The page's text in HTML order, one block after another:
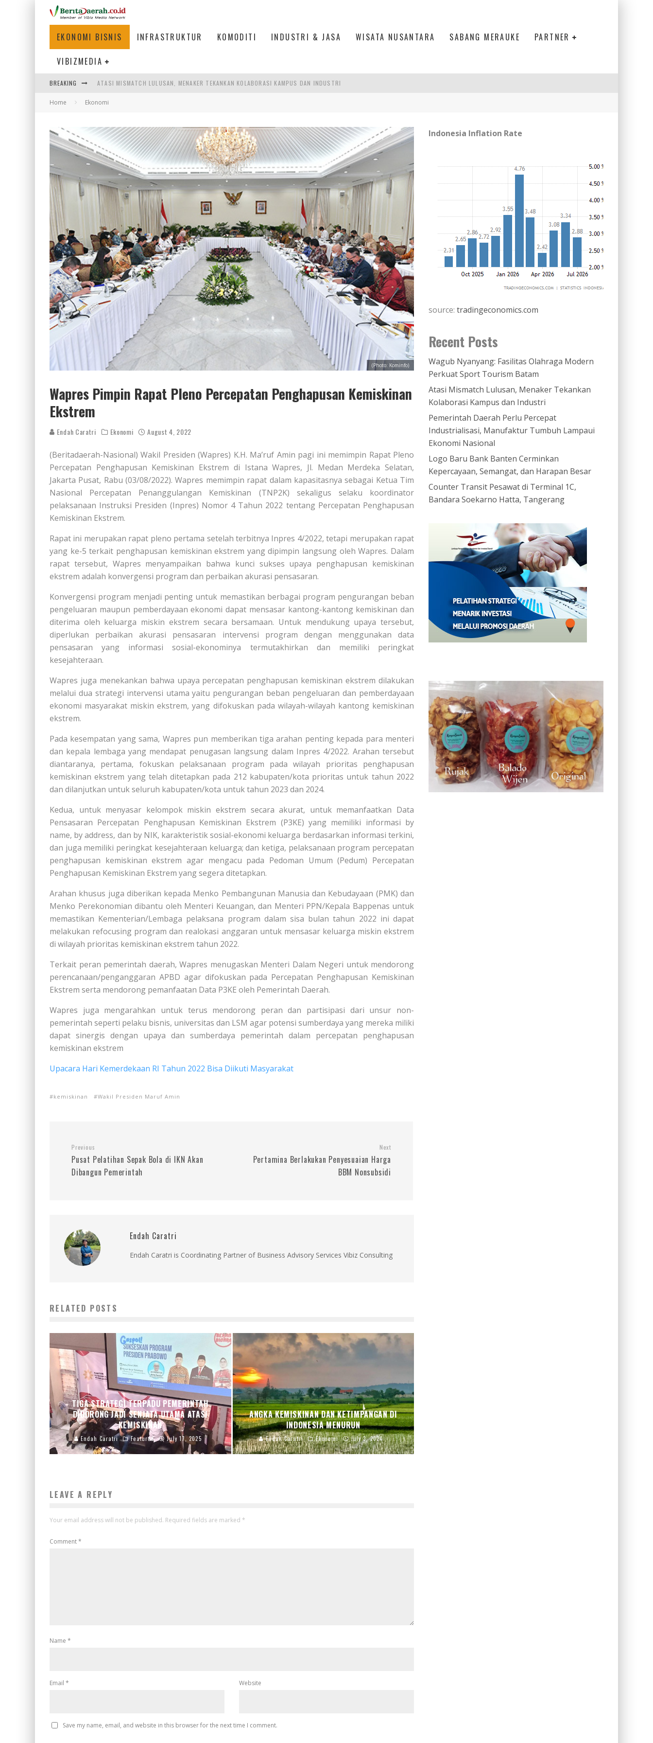
EKONOMI BISNIS INFRASTRUKTUR KOMODITI INDUSTRI & JASA WISATA NUSANTARA SABANG MERAUKE PARTNER
VIBIZMEDIA
BREAKING ATASI MISMATCH LULUSAN, MENAKER TEKANKAN KOLABORASI KAMPUS DAN INDUSTRI
PEMERINTAH DAERAH PERLU PERCEPAT INDUSTRIALISASI, MANUFAKTUR TUMBUH LAMPAUI EKONOMI NASIONAL
WAGUB NYANYANG: FASILITAS OLAHRAGA MODERN PERKUAT SPORT TOURISM BATAM
Home Ekonomi
(Photo: Kominfo)
Wapres Pimpin Rapat Pleno Percepatan Penghapusan Kemiskinan
Ekstrem
Endah Caratri Ekonomi August 4, 2022
(Beritadaerah-Nasional) Wakil Presiden (Wapres) K.H. Ma’ruf Amin pagi ini memimpin Rapat Pleno
Percepatan Penghapusan Kemiskinan Ekstrem di Istana Wapres, Jl. Medan Merdeka Selatan,
Jakarta Pusat, Rabu (03/08/2022). Wapres memimpin rapat dalam kapasitasnya sebagai Ketua Tim
Nasional Percepatan Penanggulangan Kemiskinan (TNP2K) sekaligus selaku koordinator
pelaksanaan Instruksi Presiden (Inpres) Nomor 4 Tahun 2022 tentang Percepatan Penghapusan
Kemiskinan Ekstrem.
Rapat ini merupakan rapat pleno pertama setelah terbitnya Inpres 4/2022, tetapi merupakan rapat
yang ke-5 terkait penghapusan kemiskinan ekstrem yang dipimpin langsung oleh Wapres. Dalam
rapat tersebut, Wapres menyampaikan bahwa kunci sukses upaya penghapusan kemiskinan
ekstrem adalah konvergensi program dan perbaikan akurasi pensasaran.
Konvergensi program menjadi penting untuk memastikan berbagai program pengurangan beban
pengeluaran maupun pemberdayaan ekonomi dapat mensasar kantong-kantong kemiskinan dan
diterima oleh keluarga miskin ekstrem secara bersamaan. Untuk mendukung upaya tersebut,
diperlukan perbaikan akurasi pensasaran intervensi program dengan menggunakan data
pensasaran yang informasi sosial-ekonominya termutakhirkan dan memiliki peringkat
kesejahteraan.
Wapres juga menekankan bahwa upaya percepatan penghapusan kemiskinan ekstrem dilakukan
melalui dua strategi intervensi utama yaitu pengurangan beban pengeluaran dan pemberdayaan
ekonomi masyarakat miskin ekstrem, yang difokuskan pada wilayah-wilayah kantong kemiskinan
ekstrem.
Pada kesempatan yang sama, Wapres pun memberikan tiga arahan penting kepada para menteri
dan kepala lembaga yang mendapat penugasan langsung dalam Inpres 4/2022. Arahan tersebut
diantaranya, pertama, fokuskan pelaksanaan program pada wilayah prioritas penghapusan
kemiskinan ekstrem yang telah ditetapkan pada 212 kabupaten/kota prioritas untuk tahun 2022
dan dilanjutkan untuk seluruh kabupaten/kota untuk tahun 2023 dan 2024.
Kedua, untuk menyasar kelompok miskin ekstrem secara akurat, untuk memanfaatkan Data
Pensasaran Percepatan Penghapusan Kemiskinan Ekstrem (P3KE) yang memiliki informasi by
name, by address, dan by NIK, karakteristik sosial-ekonomi keluarga berdasarkan informasi terkini,
dan juga memiliki peringkat kesejahteraan keluarga; dan ketiga, pelaksanaan program percepatan
penghapusan kemiskinan ekstrem agar mengacu pada Pedoman Umum (Pedum) Percepatan
Penghapusan Kemiskinan Ekstrem yang segera ditetapkan.
Arahan khusus juga diberikan kepada Menko Pembangunan Manusia dan Kebudayaan (PMK) dan
Menko Perekonomian dibantu oleh Menteri Keuangan, dan Menteri PPN/Kepala Bappenas untuk
memastikan Kementerian/Lembaga pelaksana program dalam sisa bulan tahun 2022 ini dapat
melakukan refocusing program dan realokasi anggaran untuk mensasar keluarga miskin ekstrem
di wilayah prioritas kemiskinan ekstrem tahun 2022.
Terkait peran pemerintah daerah, Wapres menugaskan Menteri Dalam Negeri untuk mendorong
perencanaan/penganggaran APBD agar difokuskan pada Percepatan Penghapusan Kemiskinan
Ekstrem serta mendorong pemanfaatan Data P3KE oleh Pemerintah Daerah.
Wapres juga mengarahkan untuk terus mendorong peran dan partisipasi dari unsur non-
pemerintah seperti pelaku bisnis, universitas dan LSM agar potensi sumberdaya yang mereka miliki
dapat sinergis dengan upaya dan sumberdaya pemerintah dalam percepatan penghapusan
kemiskinan ekstrem
Upacara Hari Kemerdekaan RI Tahun 2022 Bisa Diikuti Masyarakat
kemiskinan Wakil Presiden Maruf Amin
Previous
Pusat Pelatihan Sepak Bola di IKN Akan
Dibangun Pemerintah
Next
Pertamina Berlakukan Penyesuaian Harga
BBM Nonsubsidi
Endah Caratri
Endah Caratri is Coordinating Partner of Business Advisory Services Vibiz Consulting
RELATED POSTS
TIGA STRATEGI TERPADU PEMERINTAH
DIDORONG JADI SENJATA UTAMA ATASI
KEMISKINAN
Endah Caratri Featured July 17, 2025
ANGKA KEMISKINAN DAN KETIMPANGAN DI
INDONESIA MENURUN
Endah Caratri Ekonomi July 3, 2024
LEAVE A REPLY
Your email address will not be published. Required fields are marked *
Comment*
Name *
Email * Website
Save my name, email, and website in this browser for the next time I comment.
Indonesia Inflation Rate
source: tradingeconomics.com
Recent Posts
Wagub Nyanyang: Fasilitas Olahraga Modern
Perkuat Sport Tourism Batam
Atasi Mismatch Lulusan, Menaker Tekankan
Kolaborasi Kampus dan Industri
Pemerintah Daerah Perlu Percepat
Industrialisasi, Manufaktur Tumbuh Lampaui
Ekonomi Nasional
Logo Baru Bank Banten Cerminkan
Kepercayaan, Semangat, dan Harapan Besar
Counter Transit Pesawat di Terminal 1C,
Bandara Soekarno Hatta, Tangerang